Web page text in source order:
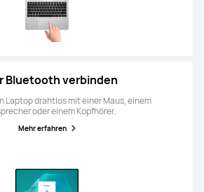
Bluetooth verbinden
Laptop drahtlos mit einer Maus, einem
oder einem Kopfhörer.
Mehr erfahren